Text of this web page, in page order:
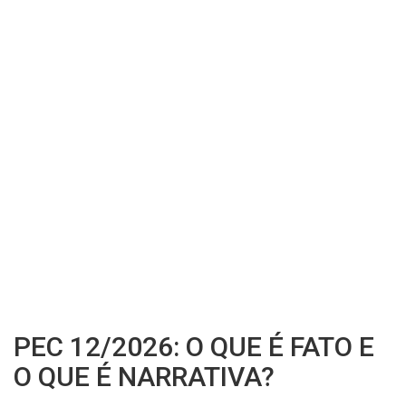
PEC 12/2026: O QUE É FATO E
O QUE É NARRATIVA?